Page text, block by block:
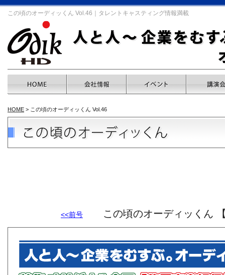
この頃のオーディッくん Vol.46｜タレントキャスティング情報満載
HOME > この頃のオーディッくん Vol.46
<<前号 この頃のオーディッくん